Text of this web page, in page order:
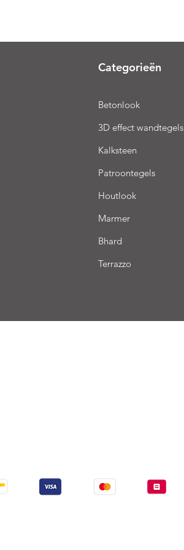
Categorieën
Betonlook
3D effect wandtegels
Kalksteen
Patroontegels
Houtlook
Marmer
Bhard
Terrazzo